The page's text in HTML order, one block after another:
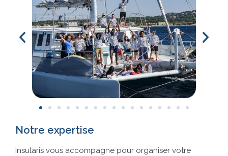
Notre expertise
Insularis vous accompagne pour organiser votre